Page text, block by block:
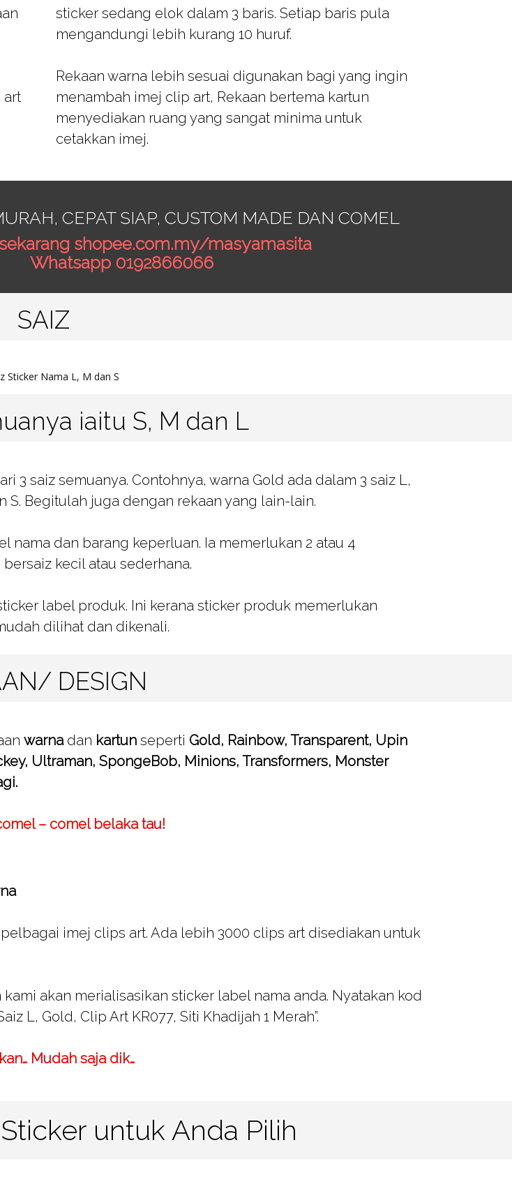
art
sticker sedang elok dalam 3 baris. Setiap baris pula
mengandungi lebih kurang 10 huruf.
Rekaan warna lebih sesuai digunakan bagi yang ingin
menambah imej clip art, Rekaan bertema kartun
menyediakan ruang yang sangat minima untuk
cetakkan imej.
CEPAT SIAP, CUSTOM MADE DAN COMEL
shopee.com.my/masyamasita
Whatsapp 0192866066
SAIZ
iaitu S, M dan L
3 saiz semuanya. Contohnya, warna Gold ada dalam 3 saiz L,
S. Begitulah juga dengan rekaan yang lain-lain.
nama dan barang keperluan. Ia memerlukan 2 atau 4
kecil atau sederhana.
label produk. Ini kerana sticker produk memerlukan
dilihat dan dikenali.
DESIGN
warnadan kartun seperti Gold, Rainbow, Transparent, Upin
Ultraman, SpongeBob, Minions, Transformers, Monster
– comel belaka tau!
imej clips art. Ada lebih 3000 clips art disediakan untuk
akan merialisasikan sticker label nama anda. Nyatakan kod
L, Gold, Clip Art KR077, Siti Khadijah 1 Merah”.
Mudah saja dik…
untuk Anda Pilih